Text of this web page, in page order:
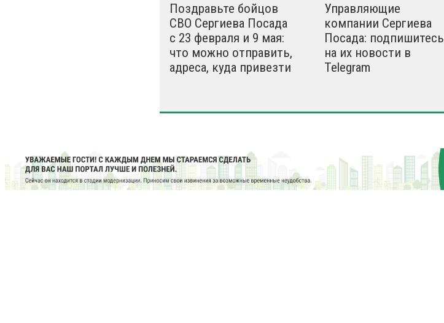
Поздравьте бойцов
СВО Сергиева Посада
с 23 февраля и 9 мая:
что можно отправить,
адреса, куда привезти
Управляющие
компании Сергиева
Посада: подпишитесь
на их новости в
Telegram